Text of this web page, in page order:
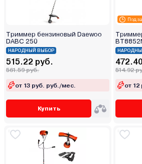
Триммер бензиновый Daewoo
DABC 250
НАРОДНЫЙ ВЫБОР
515.22 руб.
561.59 руб.
от 13 руб. руб./мес.
Купить
Под
514.92
от